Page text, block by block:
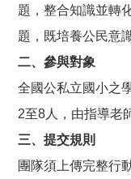
題，整合知識並轉
題，既培養公民意
二、參與對象
全國公私立國小之
2至8人，由指導老
三、提交規則
團隊須上傳完整行